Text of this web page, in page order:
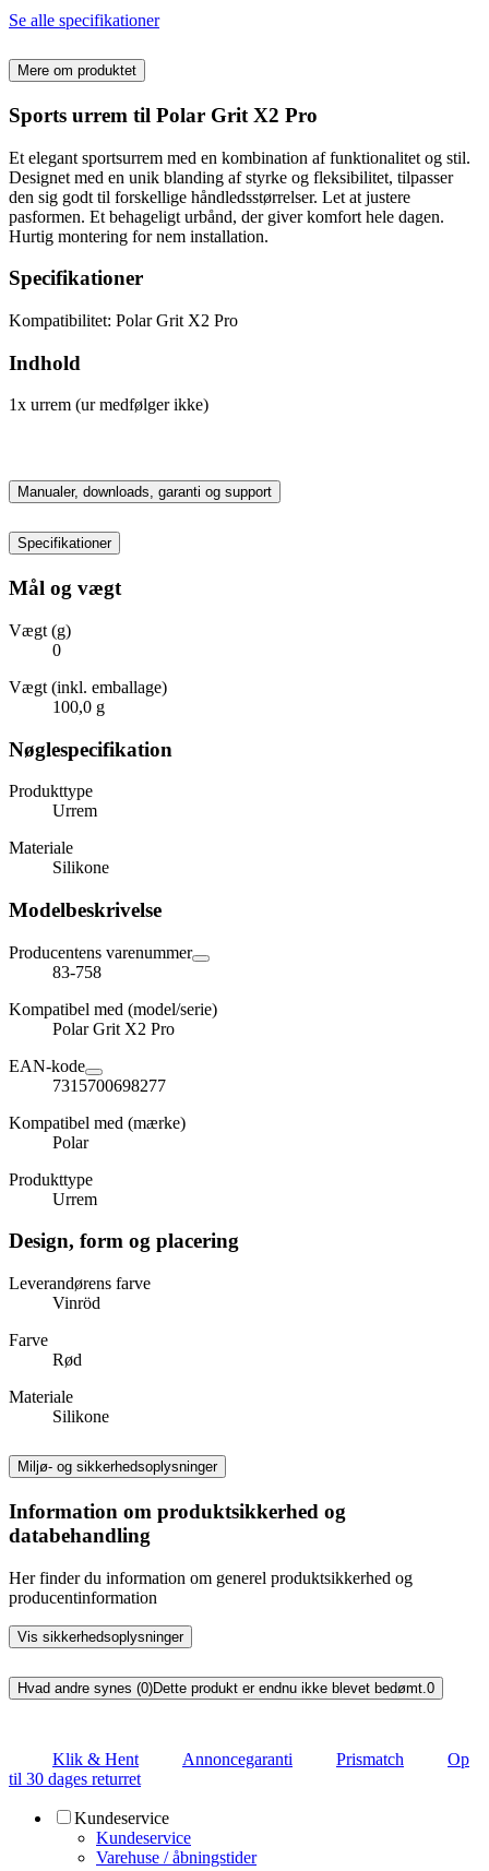
Se alle specifikationer
Mere om produktet
Sports urrem til Polar Grit X2 Pro
Et elegant sportsurrem med en kombination af funktionalitet og stil.
Designet med en unik blanding af styrke og fleksibilitet, tilpasser
den sig godt til forskellige håndledsstørrelser. Let at justere
pasformen. Et behageligt urbånd, der giver komfort hele dagen.
Hurtig montering for nem installation.
Specifikationer
Kompatibilitet: Polar Grit X2 Pro
Indhold
1x urrem (ur medfølger ikke)
Manualer, downloads, garanti og support
Specifikationer
Mål og vægt
Vægt (g)
0
Vægt (inkl. emballage)
100,0 g
Nøglespecifikation
Produkttype
Urrem
Materiale
Silikone
Modelbeskrivelse
Producentens varenummer
83-758
Kompatibel med (model/serie)
Polar Grit X2 Pro
EAN-kode
7315700698277
Kompatibel med (mærke)
Polar
Produkttype
Urrem
Design, form og placering
Leverandørens farve
Vinröd
Farve
Rød
Materiale
Silikone
Miljø- og sikkerhedsoplysninger
Information om produktsikkerhed og
databehandling
Her finder du information om generel produktsikkerhed og
producentinformation
Vis sikkerhedsoplysninger
Hvad andre synes (0)Dette produkt er endnu ikke blevet bedømt. 0
Klik & Hent Annoncegaranti Prismatch
Op
til 30 dages returret
Kundeservice
Kundeservice
Varehuse / åbningstider